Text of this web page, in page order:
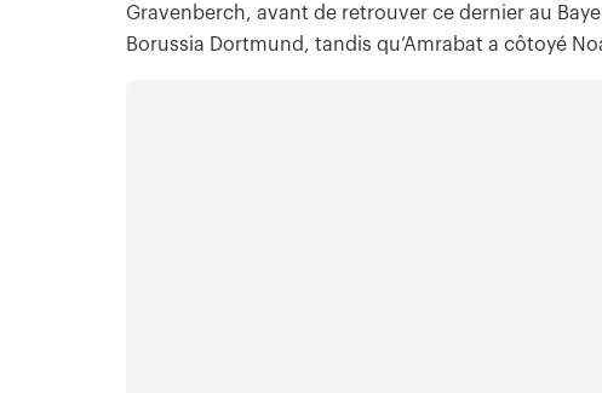
Gravenberch, avant de retrouver ce dernier au
Borussia Dortmund, tandis qu’Amrabat a côtoyé